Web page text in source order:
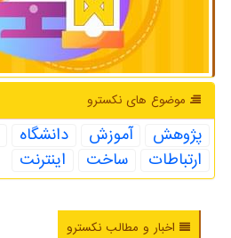
موضوع های نكسترو
پژوهش آموزش دانشگاه
ارتباطات
ساخت اینترنت
اخبار و مطالب نکسترو